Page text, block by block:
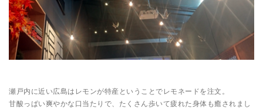
瀬戸内に近い広島はレモンが特産ということでレモネードを注文。
甘酸っぱい爽やかな口当たりで、たくさん歩いて疲れた身体も癒されまし